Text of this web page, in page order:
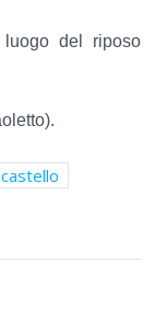
del riposo